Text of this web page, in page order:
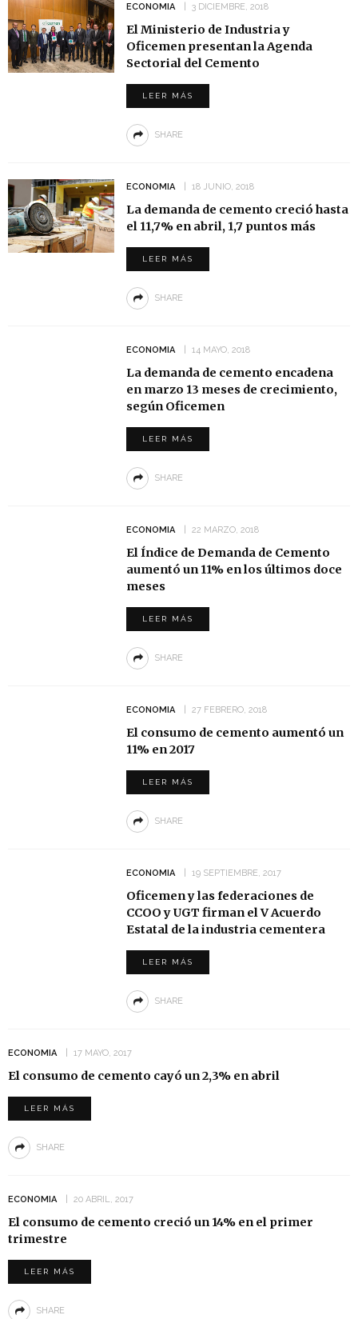
ECONOMIA 3 DICIEMBRE, 2018
El Ministerio de Industria y
Oficemen presentan la Agenda
Sectorial del Cemento
LEER MÁS
SHARE
ECONOMIA 18 JUNIO, 2018
La demanda de cemento creció hasta
el 11,7% en abril, 1,7 puntos más
LEER MÁS
SHARE
ECONOMIA 14 MAYO, 2018
La demanda de cemento encadena
en marzo 13 meses de crecimiento,
según Oficemen
LEER MÁS
SHARE
ECONOMIA 22 MARZO, 2018
El Índice de Demanda de Cemento
aumentó un 11% en los últimos doce
meses
LEER MÁS
SHARE
ECONOMIA 27 FEBRERO, 2018
El consumo de cemento aumentó un
11% en 2017
LEER MÁS
SHARE
ECONOMIA 19 SEPTIEMBRE, 2017
Oficemen y las federaciones de
CCOO y UGT firman el V Acuerdo
Estatal de la industria cementera
LEER MÁS
SHARE
ECONOMIA 17 MAYO, 2017
El consumo de cemento cayó un 2,3% en abril
LEER MÁS
SHARE
ECONOMIA 20 ABRIL, 2017
El consumo de cemento creció un 14% en el primer
trimestre
LEER MÁS
SHARE